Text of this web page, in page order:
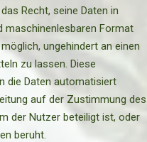
Recht, seine Daten in
maschinenlesbaren Format
ungehindert an einen
zu lassen. Diese
die Daten automatisiert
auf der Zustimmung des
der Nutzer beteiligt ist, oder
beruht.